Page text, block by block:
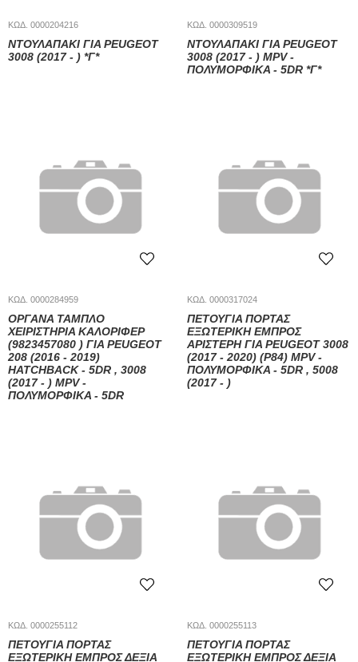
ΚΩΔ. 0000204216
ΝΤΟΥΛΑΠΆΚΙ ΓΙΑ PEUGEOT
3008 (2017 - ) *Γ*
ΚΩΔ. 0000309519
ΝΤΟΥΛΑΠΆΚΙ ΓΙΑ PEUGEOT
3008 (2017 - ) MPV -
ΠΟΛΥΜΟΡΦΙΚΑ - 5DR *Γ*
ΚΩΔ. 0000284959
ΌΡΓΑΝΑ ΤΑΜΠΛΌ
ΧΕΙΡΙΣΤΉΡΙΑ ΚΑΛΟΡΙΦΈΡ
(9823457080 ) ΓΙΑ PEUGEOT
208 (2016 - 2019)
HATCHBACK - 5DR , 3008
(2017 - ) MPV -
ΠΟΛΥΜΟΡΦΙΚΑ - 5DR
ΚΩΔ. 0000317024
ΠΕΤΟΎΓΙΑ ΠΌΡΤΑΣ
ΕΞΩΤΕΡΙΚΉ ΕΜΠΡΌΣ
ΑΡΙΣΤΕΡΉ ΓΙΑ PEUGEOT 3008
(2017 - 2020) (P84) MPV -
ΠΟΛΥΜΟΡΦΙΚΑ - 5DR , 5008
(2017 - )
ΚΩΔ. 0000255112
ΠΕΤΟΎΓΙΑ ΠΌΡΤΑΣ
ΕΞΩΤΕΡΙΚΉ ΕΜΠΡΌΣ ΔΕΞΙΆ
ΚΩΔ. 0000255113
ΠΕΤΟΎΓΙΑ ΠΌΡΤΑΣ
ΕΞΩΤΕΡΙΚΉ ΕΜΠΡΌΣ ΔΕΞΙΆ